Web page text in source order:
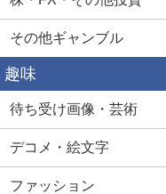
その他ギャンブル
趣味
待ち受け画像・芸術
デコメ・絵文字
ファッション